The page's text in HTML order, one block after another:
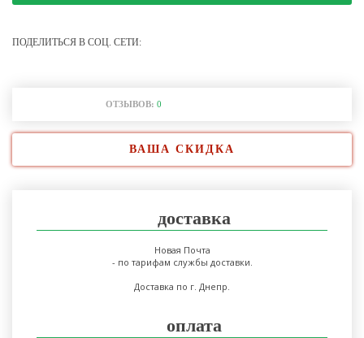
ПОДЕЛИТЬСЯ В СОЦ. СЕТИ:
ОТЗЫВОВ: 0
ВАША СКИДКА
доставка
Новая Почта
- по тарифам службы доставки.
Доставка по г. Днепр.
оплата